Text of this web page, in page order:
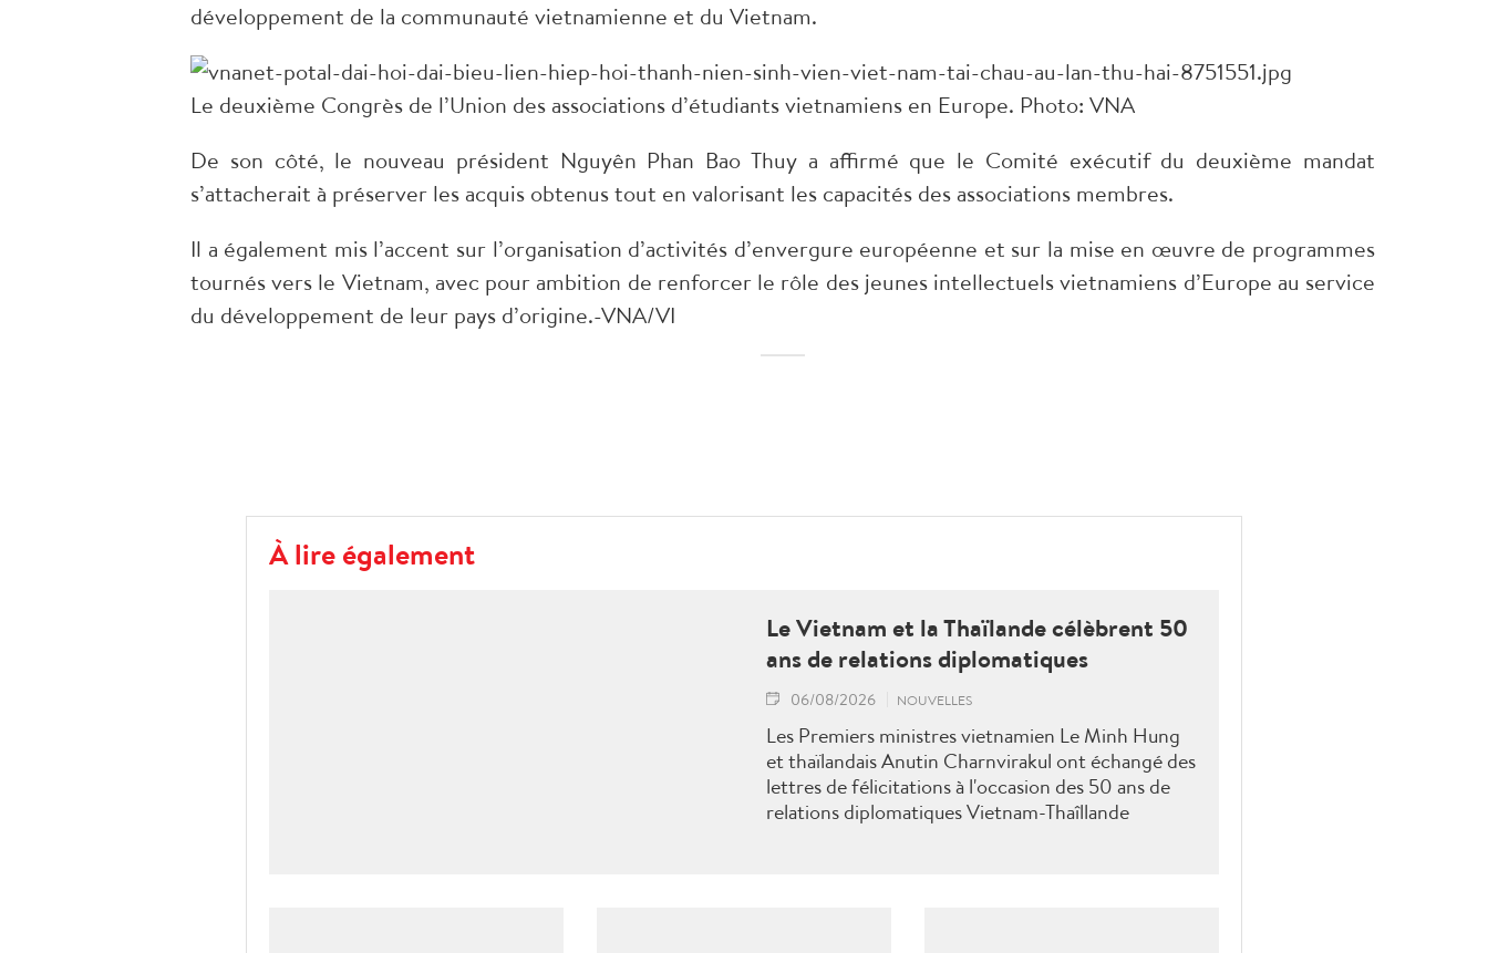
développement de la communauté vietnamienne et du Vietnam.
Le deuxième Congrès de l’Union des associations d’étudiants vietnamiens en Europe. Photo: VNA
De son côté, le nouveau président Nguyên Phan Bao Thuy a affirmé que le Comité exécutif du deuxième mandat
s’attacherait à préserver les acquis obtenus tout en valorisant les capacités des associations membres.
Il a également mis l’accent sur l’organisation d’activités d’envergure européenne et sur la mise en œuvre de programmes
tournés vers le Vietnam, avec pour ambition de renforcer le rôle des jeunes intellectuels vietnamiens d’Europe au service
du développement de leur pays d’origine.-VNA/VI
À lire également
Le Vietnam et la Thaïlande célèbrent 50
ans de relations diplomatiques
06/08/2026 NOUVELLES
Les Premiers ministres vietnamien Le Minh Hung
et thaïlandais Anutin Charnvirakul ont échangé des
lettres de félicitations à l'occasion des 50 ans de
relations diplomatiques Vietnam-Thaîllande